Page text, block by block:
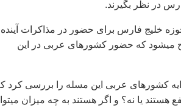
در نظر بگيرند.
خليج فارس برای حضور در مذاکرات
ميشود که حضور کشورهای عربی در اين
کشورهای عربی اين مسله را بررسی کرد
هستند يا نه؟ و اگر هستند به چه ميزان